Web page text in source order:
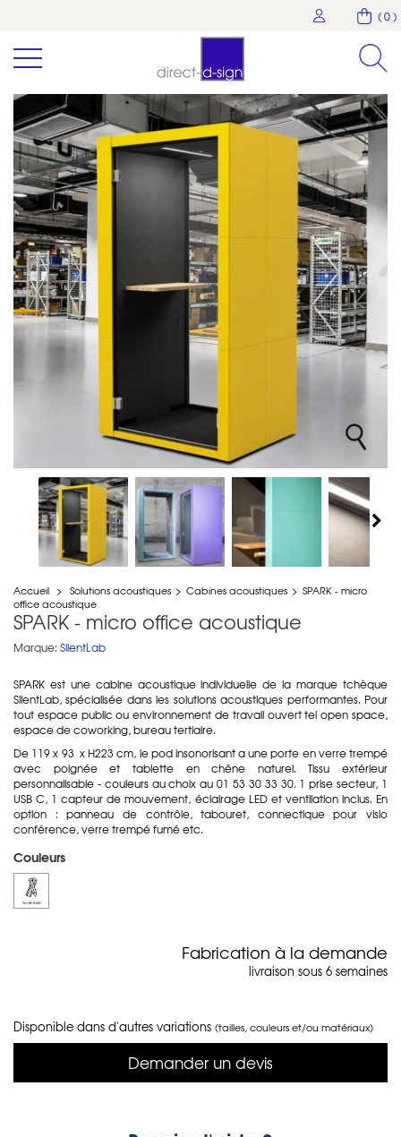
( 0 )
Accueil > Solutions acoustiques > Cabines acoustiques > SPARK - micro
office acoustique
SPARK - micro office acoustique
Marque: SilentLab
SPARK est une cabine acoustique individuelle de la marque tchèque
SilentLab, spécialisée dans les solutions acoustiques performantes. Pour
tout espace public ou environnement de travail ouvert tel open space,
espace de coworking, bureau tertiaire.
De 119 x 93 x H223 cm, le pod insonorisant a une porte en verre trempé
avec poignée et tablette en chêne naturel. Tissu extérieur
personnalisable - couleurs au choix au 01 53 30 33 30. 1 prise secteur, 1
USB C, 1 capteur de mouvement, éclairage LED et ventilation inclus. En
option : panneau de contrôle, tabouret, connectique pour visio
conférence, verre trempé fumé etc.
Couleurs
Fabrication à la demande
livraison sous 6 semaines
Disponible dans d'autres variations (tailles, couleurs et/ou matériaux)
Demander un devis